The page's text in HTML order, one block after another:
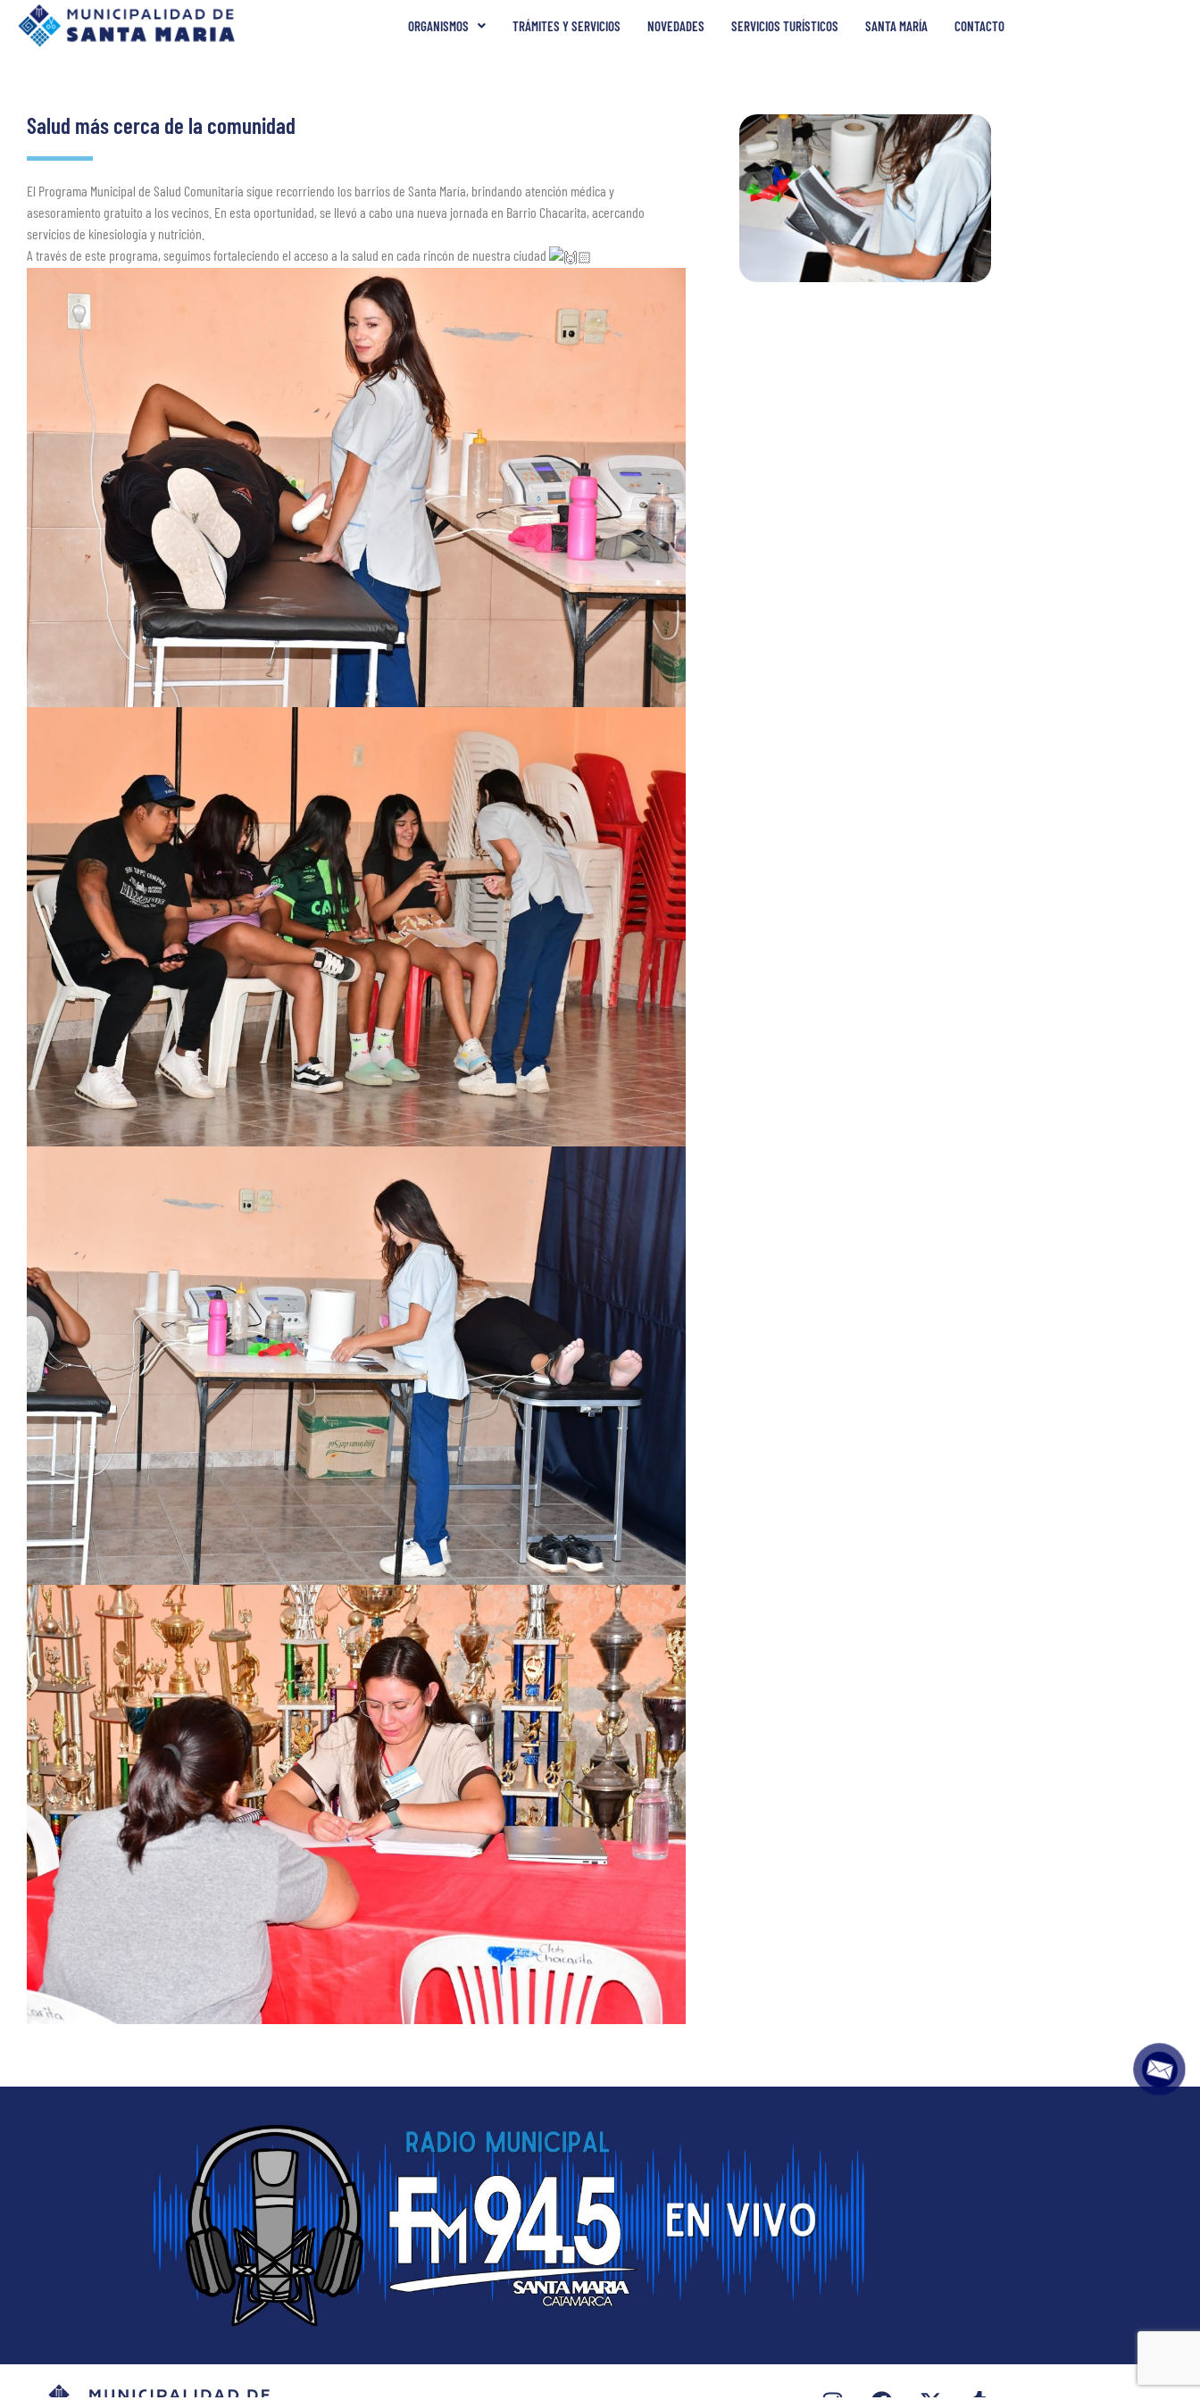
ORGANISMOS TRÁMITES Y SERVICIOS NOVEDADES SERVICIOS TURÍSTICOS SANTA MARÍA CONTACTO
Salud más cerca de la comunidad
El Programa Municipal de Salud Comunitaria sigue recorriendo los barrios de Santa María, brindando atención médica y
asesoramiento gratuito a los vecinos. En esta oportunidad, se llevó a cabo una nueva jornada en Barrio Chacarita, acercando
servicios de kinesiología y nutrición.
A través de este programa, seguimos fortaleciendo el acceso a la salud en cada rincón de nuestra ciudad